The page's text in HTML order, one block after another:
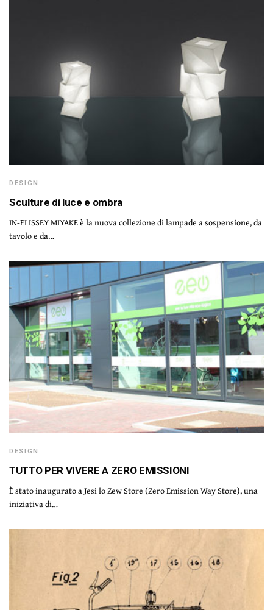
DESIGN
Sculture di luce e ombra
IN-EI ISSEY MIYAKE è la nuova collezione di lampade a sospensione, da
tavolo e da…
DESIGN
TUTTO PER VIVERE A ZERO EMISSIONI
È stato inaugurato a Jesi lo Zew Store (Zero Emission Way Store), una
iniziativa di…